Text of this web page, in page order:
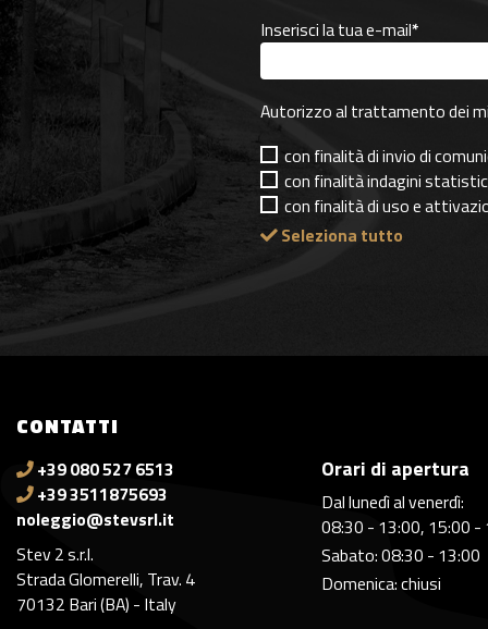
Inserisci la tua e-mail*
Autorizzo al trattamento dei
con finalità di invio di
con finalità indagini
con finalità di uso e
Seleziona tutto
CONTATTI
+39 080 527 6513
+39 3511875693
noleggio@stevsrl.it
Stev 2 s.r.l.
Strada Glomerelli, Trav. 4
70132 Bari (BA) - Italy
Orari di apertura
Dal lunedì al venerdì:
08:30 - 13:00, 15:00 -
Sabato: 08:30 - 13:00
Domenica: chiusi